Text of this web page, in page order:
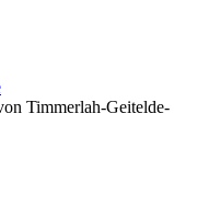
Timmerlah-Geitelde-